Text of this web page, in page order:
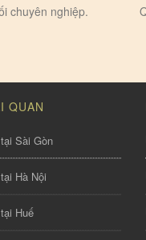
chuyên nghiệp.
QUAN
Sài Gòn
Hà Nội
Huế